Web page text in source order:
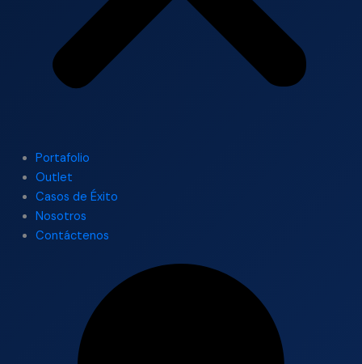
Portafolio
Outlet
Casos de Éxito
Nosotros
Contáctenos